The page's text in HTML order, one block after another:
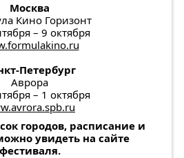
Москва
Кино Горизонт
– 9 октября
Петербург
Аврора
– 1 октября
городов, расписание и
увидеть на сайте
фестиваля.